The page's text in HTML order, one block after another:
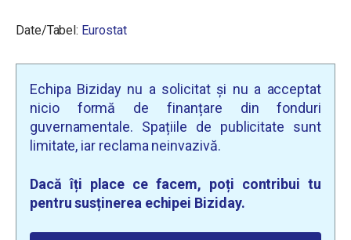
Date/Tabel: Eurostat
Echipa Biziday nu a solicitat și nu a acceptat
nicio formă de finanțare din fonduri
guvernamentale. Spațiile de publicitate sunt
limitate, iar reclama neinvazivă.
Dacă îți place ce facem, poți contribui tu
pentru susținerea echipei Biziday.